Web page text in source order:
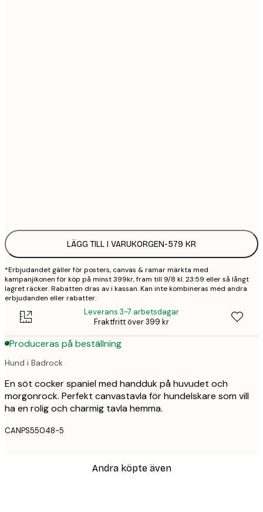
LÄGG TILL I VARUKORGEN-579 KR
*Erbjudandet gäller för posters, canvas & ramar märkta med
kampanjikonen för köp på minst 399kr, fram till 9/8 kl. 23:59 eller så långt
lagret räcker. Rabatten dras av i kassan. Kan inte kombineras med andra
erbjudanden eller rabatter.
Leverans 3-7 arbetsdagar
Fraktfritt över 399 kr
Produceras på beställning
Hund i Badrock
En söt cocker spaniel med handduk på huvudet och
morgonrock. Perfekt canvastavla för hundelskare som vill
ha en rolig och charmig tavla hemma.
CANPS55048-5
Andra köpte även